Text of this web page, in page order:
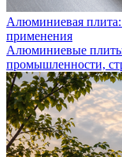
Алюминиевая
применения
Алюминиевые
промышленности,